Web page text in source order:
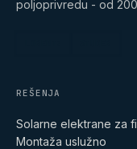
poljoprivredu - od
REŠENJA
Solarne elektrane za
Montaža uslužno